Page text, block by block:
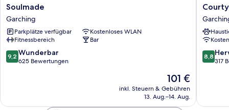
Soulmade
Garching
Soulmade
Garching
Parkplätze verfügbar
Kostenloses WLAN
Fitnessbereich
Bar
9.2
von
9,2 Wunderbar
625 Bewertungen
Der
Preis
beträgt
101 €
inkl. Steuern & Gebühren
13. Aug.–14. Aug.
by
Marriott
Munich
8.8
von
8,8
317